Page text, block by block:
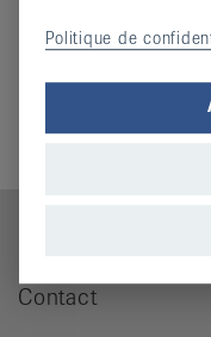
Qui sommes-
Contact
Politique de